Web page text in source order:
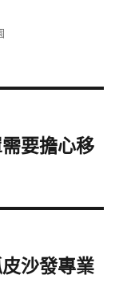
要擔心移
沙發專業